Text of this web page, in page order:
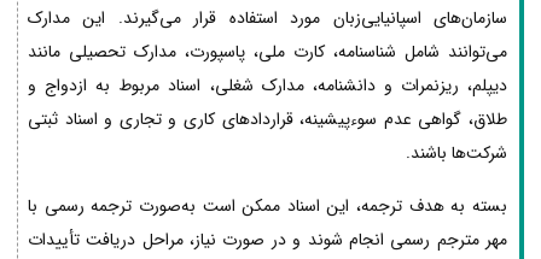
سازمان‌های اسپانیایی‌زبان مورد استفاده قرار می‌گیرند. این مدارک
می‌توانند شامل شناسنامه، کارت ملی، پاسپورت، مدارک تحصیلی مانند
دیپلم، ریزنمرات و دانشنامه، مدارک شغلی، اسناد مربوط به ازدواج و
طلاق، گواهی عدم سوءپیشینه، قراردادهای کاری و تجاری و اسناد ثبتی
شرکت‌ها باشند.
بسته به هدف ترجمه، این اسناد ممکن است به‌صورت ترجمه رسمی با
مهر مترجم رسمی انجام شوند و در صورت نیاز، مراحل دریافت تأییدات